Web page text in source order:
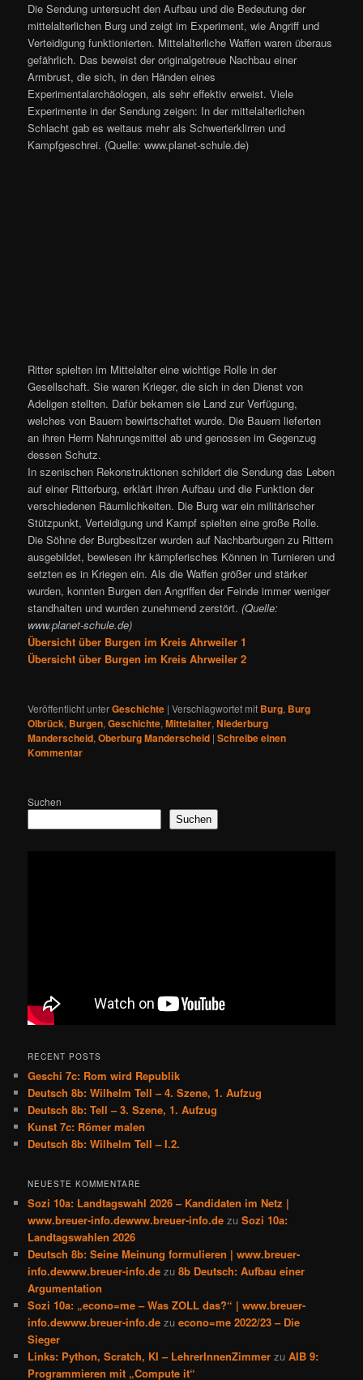
Die Sendung untersucht den Aufbau und die Bedeutung der
mittelalterlichen Burg und zeigt im Experiment, wie Angriff und
Verteidigung funktionierten. Mittelalterliche Waffen waren überaus
gefährlich. Das beweist der originalgetreue Nachbau einer
Armbrust, die sich, in den Händen eines
Experimentalarchäologen, als sehr effektiv erweist. Viele
Experimente in der Sendung zeigen: In der mittelalterlichen
Schlacht gab es weitaus mehr als Schwerterklirren und
Kampfgeschrei. (Quelle: www.planet-schule.de)
Ritter spielten im Mittelalter eine wichtige Rolle in der
Gesellschaft. Sie waren Krieger, die sich in den Dienst von
Adeligen stellten. Dafür bekamen sie Land zur Verfügung,
welches von Bauern bewirtschaftet wurde. Die Bauern lieferten
an ihren Herrn Nahrungsmittel ab und genossen im Gegenzug
dessen Schutz.
In szenischen Rekonstruktionen schildert die Sendung das Leben
auf einer Ritterburg, erklärt ihren Aufbau und die Funktion der
verschiedenen Räumlichkeiten. Die Burg war ein militärischer
Stützpunkt, Verteidigung und Kampf spielten eine große Rolle.
Die Söhne der Burgbesitzer wurden auf Nachbarburgen zu Rittern
ausgebildet, bewiesen ihr kämpferisches Können in Turnieren und
setzten es in Kriegen ein. Als die Waffen größer und stärker
wurden, konnten Burgen den Angriffen der Feinde immer weniger
standhalten und wurden zunehmend zerstört.(Quelle:
www.planet-schule.de)
Übersicht über Burgen im Kreis Ahrweiler 1
Übersicht über Burgen im Kreis Ahrweiler 2
Veröffentlicht unterGeschichte |Verschlagwortet mit Burg, Burg
Olbrück, Burgen,Geschichte,Mittelalter,Niederburg
Manderscheid,Oberburg Manderscheid |Schreibe einen
Kommentar
Suchen
Suchen
RECENT POSTS
Geschi 7c: Rom wird Republik
Deutsch 8b: Wilhelm Tell – 4. Szene, 1. Aufzug
Deutsch 8b: Tell – 3. Szene, 1. Aufzug
Kunst 7c: Römer malen
Deutsch 8b: Wilhelm Tell – I.2.
NEUESTE KOMMENTARE
Sozi 10a: Landtagswahl 2026 – Kandidaten im Netz |
www.breuer-info.dewww.breuer-info.de zuSozi 10a:
Landtagswahlen 2026
Deutsch 8b: Seine Meinung formulieren | www.breuer-
info.dewww.breuer-info.de zu8b Deutsch: Aufbau einer
Argumentation
Sozi 10a: „econo=me – Was ZOLL das?“ | www.breuer-
info.dewww.breuer-info.de zuecono=me 2022/23 – Die
Sieger
Links: Python, Scratch, KI – LehrerInnenZimmer zuAIB 9:
Programmieren mit „Compute it“